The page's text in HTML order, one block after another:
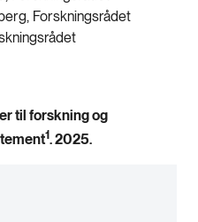
Forskningsrådet
til forskning og
1. 2025.